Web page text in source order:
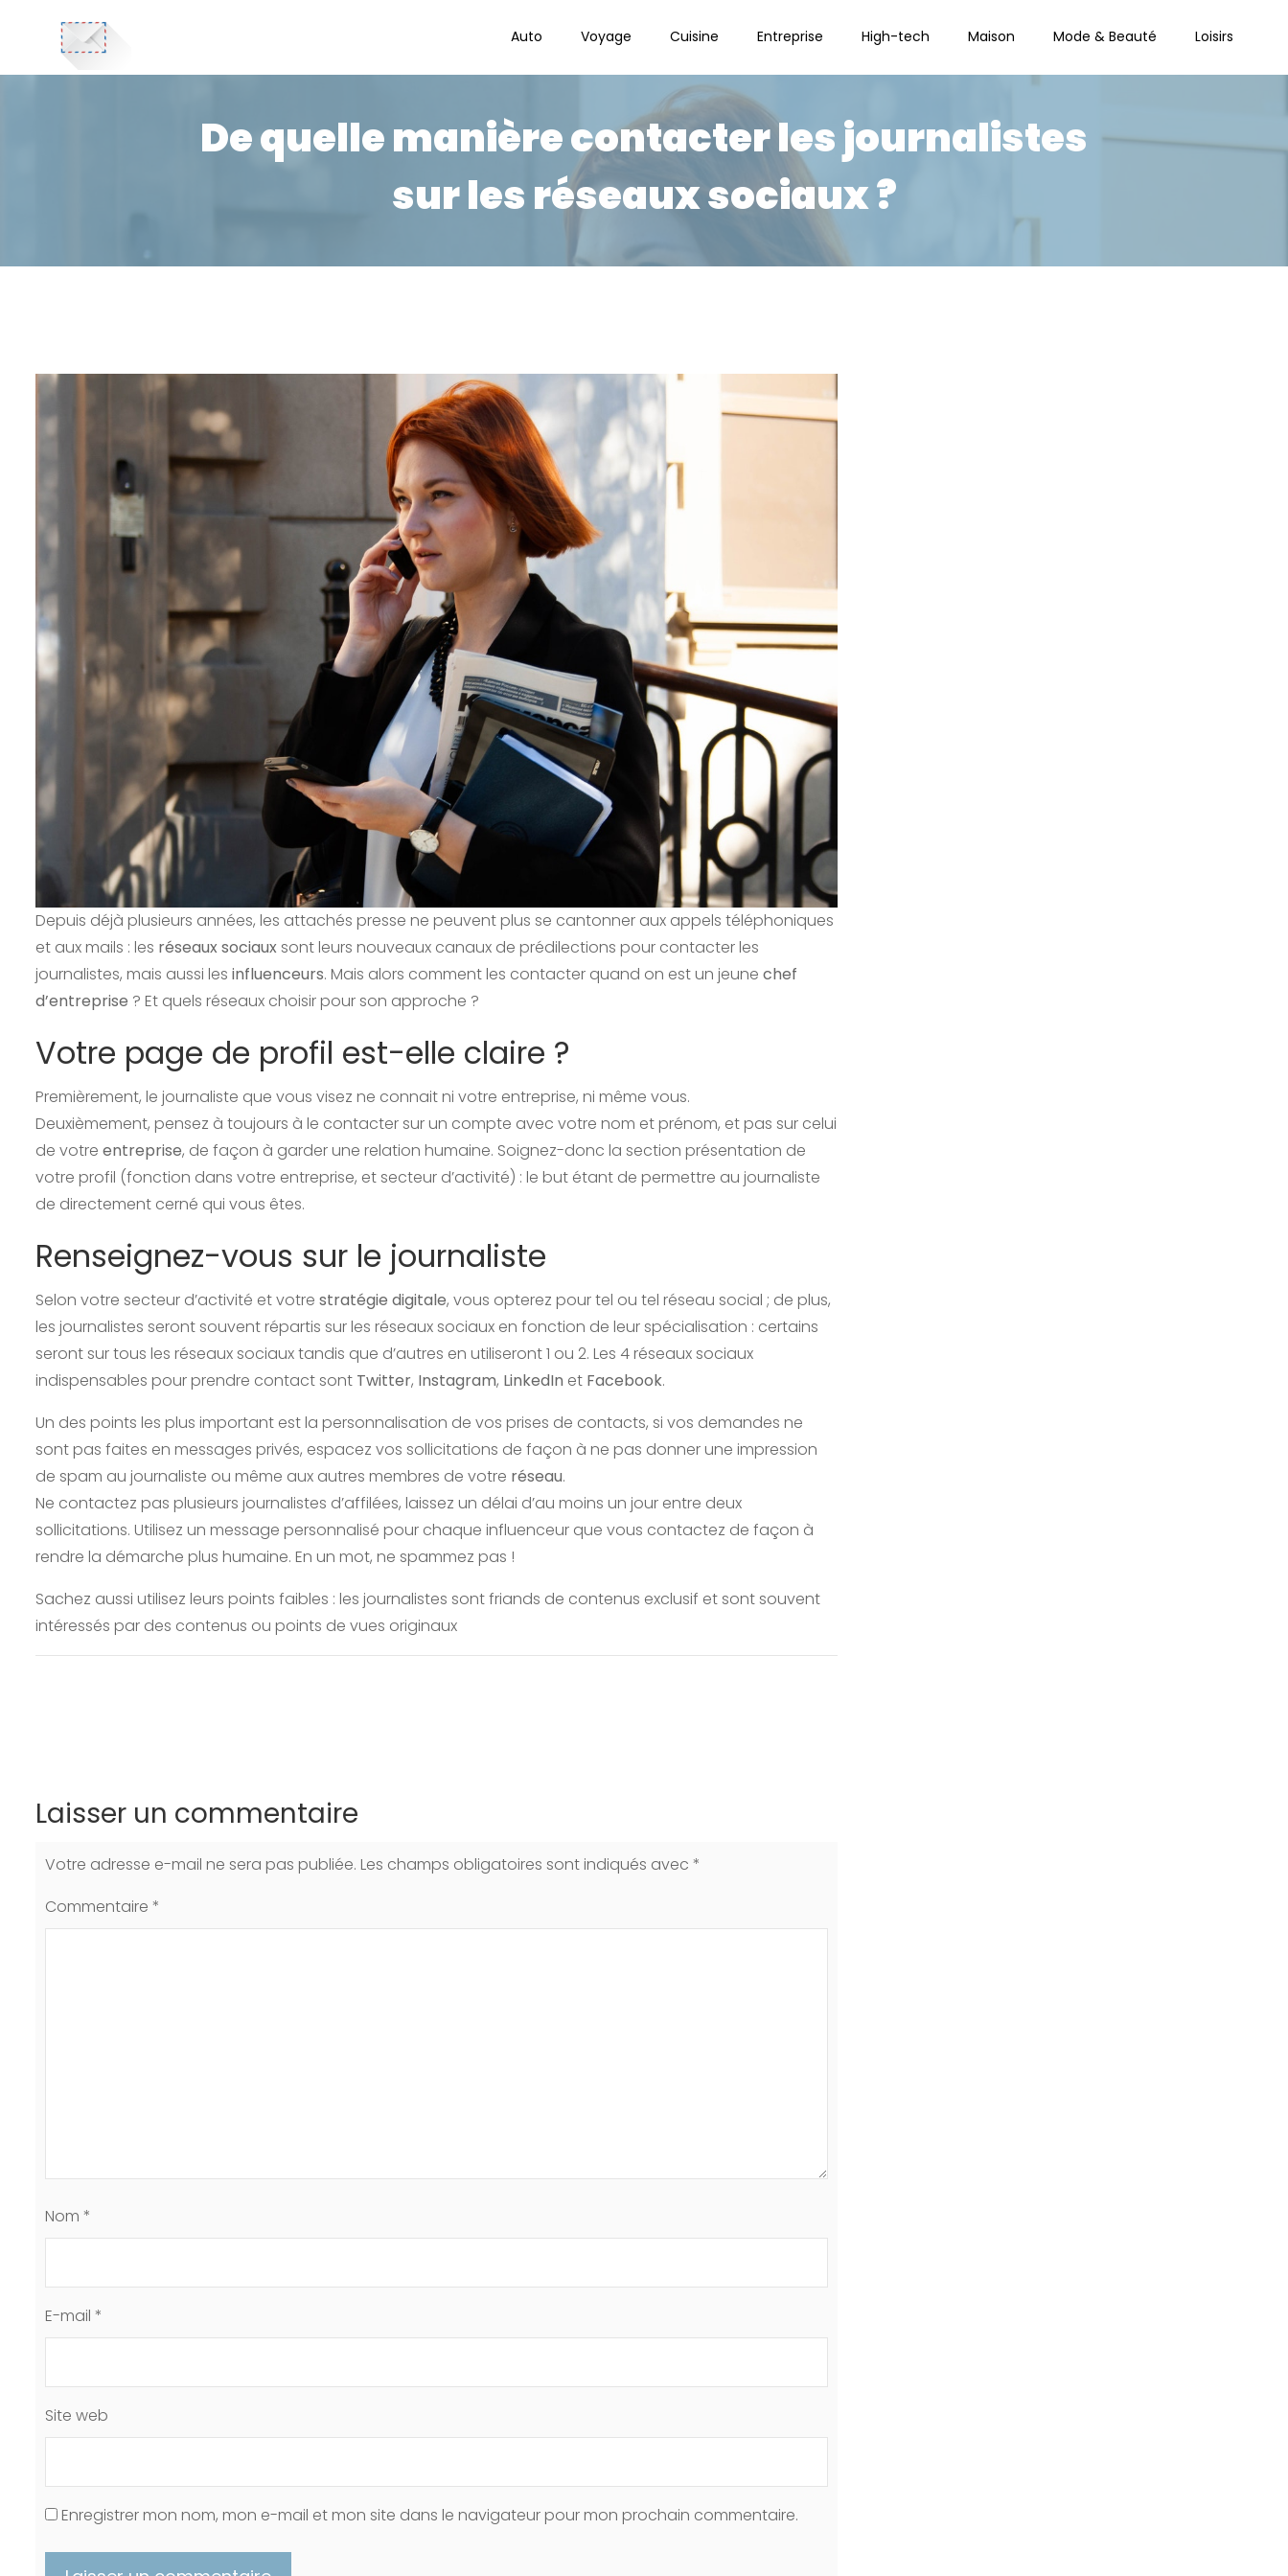
Auto Voyage Cuisine Entreprise High-tech Maison Mode & Beauté Loisirs
De quelle manière contacter les journalistes
sur les réseaux sociaux ?
Depuis déjà plusieurs années, les attachés presse ne peuvent plus se cantonner aux appels téléphoniques
et aux mails : les réseaux sociauxsont leurs nouveaux canaux de prédilections pour contacter les
journalistes, mais aussi les influenceurs. Mais alors comment les contacter quand on est un jeune chef
d’entreprise ? Et quels réseaux choisir pour son approche ?
Votre page de profil est-elle claire ?
Premièrement, le journaliste que vous visez ne connait ni votre entreprise, ni même vous.
Deuxièmement, pensez à toujours à le contacter sur un compte avec votre nom et prénom, et pas sur celui
de votre entreprise, de façon à garder une relation humaine. Soignez-donc la section présentation de
votre profil (fonction dans votre entreprise, et secteur d’activité) : le but étant de permettre au journaliste
de directement cerné qui vous êtes.
Renseignez-vous sur le journaliste
Selon votre secteur d’activité et votre stratégie digitale, vous opterez pour tel ou tel réseau social ; de plus,
les journalistes seront souvent répartis sur les réseaux sociaux en fonction de leur spécialisation : certains
seront sur tous les réseaux sociaux tandis que d’autres en utiliseront 1 ou 2. Les 4 réseaux sociaux
indispensables pour prendre contact sont Twitter, Instagram, LinkedIn et Facebook.
Un des points les plus important est la personnalisation de vos prises de contacts, si vos demandes ne
sont pas faites en messages privés, espacez vos sollicitations de façon à ne pas donner une impression
de spam au journaliste ou même aux autres membres de votre réseau.
Ne contactez pas plusieurs journalistes d’affilées, laissez un délai d’au moins un jour entre deux
sollicitations. Utilisez un message personnalisé pour chaque influenceur que vous contactez de façon à
rendre la démarche plus humaine. En un mot, ne spammez pas !
Sachez aussi utilisez leurs points faibles : les journalistes sont friands de contenus exclusif et sont souvent
intéressés par des contenus ou points de vues originaux
Laisser un commentaire
Votre adresse e-mail ne sera pas publiée. Les champs obligatoires sont indiqués avec *
Commentaire *
Nom *
E-mail *
Site web
Enregistrer mon nom, mon e-mail et mon site dans le navigateur pour mon prochain commentaire.